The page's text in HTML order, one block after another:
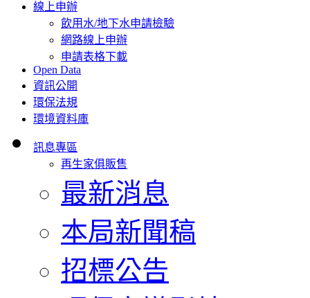
線上申辦
飲用水/地下水申請檢驗
網路線上申辦
申請表格下載
Open Data
資訊公開
環保法規
環境資料庫
訊息專區
再生家俱販售
最新消息
本局新聞稿
招標公告